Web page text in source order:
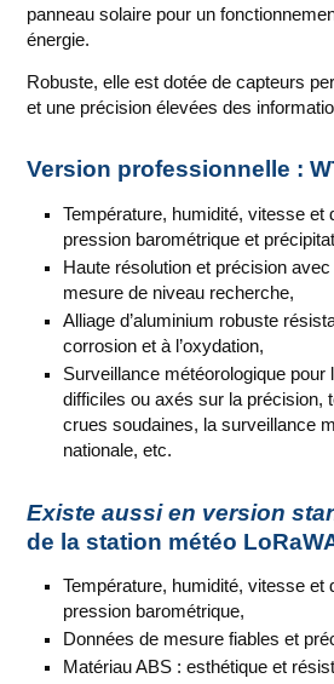
panneau solaire pour un
énergie.
Robuste, elle est dotée de capteurs
et une précision élevées des
Version professionnelle :
Température, humidité, vitesse et
pression barométrique et
Haute résolution et précision
mesure de niveau recherche,
Alliage d’aluminium robuste
corrosion et à l’oxydation,
Surveillance météorologique pour
difficiles ou axés sur la précision,
crues soudaines, la surveillance
nationale, etc.
Existe aussi en version
de la station météo
Température, humidité, vitesse et
pression barométrique,
Données de mesure fiables et
Matériau ABS : esthétique et